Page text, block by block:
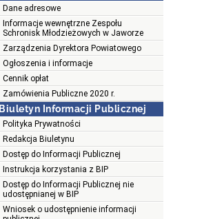
Dane adresowe
Informacje wewnętrzne Zespołu
Schronisk Młodzieżowych w Jaworze
Zarządzenia Dyrektora Powiatowego
Ogłoszenia i informacje
Cennik opłat
Zamówienia Publiczne 2020 r.
Biuletyn Informacji Publicznej
Polityka Prywatności
Redakcja Biuletynu
Dostęp do Informacji Publicznej
Instrukcja korzystania z BIP
Dostęp do Informacji Publicznej nie
udostępnianej w BIP
Wniosek o udostępnienie informacji